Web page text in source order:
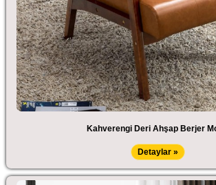
Kahverengi Deri Ahşap Berjer
Detaylar »